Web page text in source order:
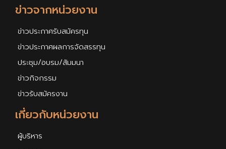
เกี่ยวกับหน่วยงาน
ผู้บริหาร
ข่าวจากหน่วยงาน
ข่าวประกาศรับสมัครทุน
ข่าวประกาศผลการจัดสรรทุน
ประชุม/อบรม/สัมมนา
ข่าวกิจกรรม
ข่าวรับสมัครงาน